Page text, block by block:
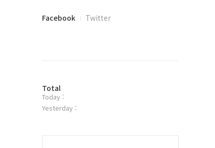
페
플
러
그
Facebook Twitter
방
문
자
Total
Today :
Yesterday :